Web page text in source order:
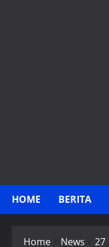
HOME BERITA
Home News 27